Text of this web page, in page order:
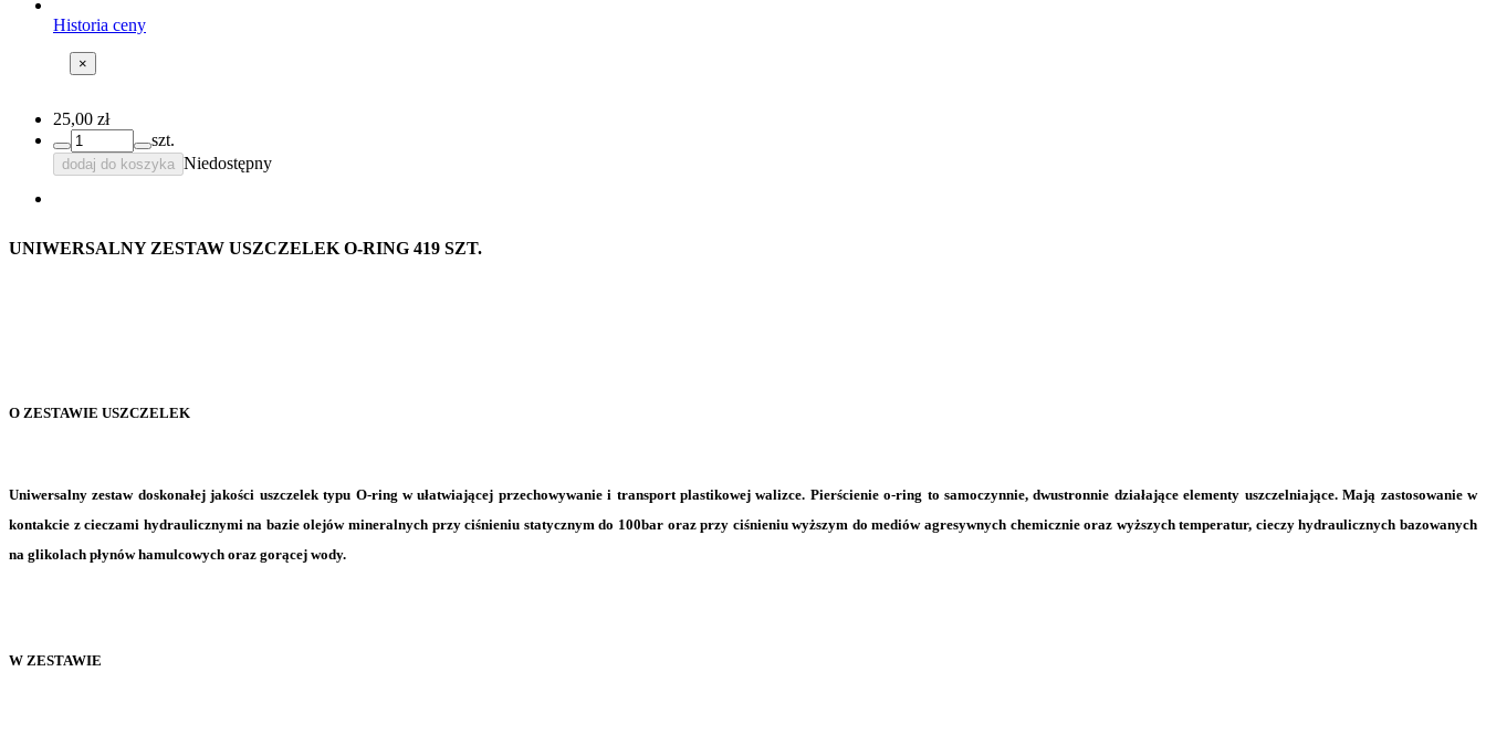
Historia ceny
×
25,00 zł
szt.
dodaj do koszyka Niedostępny
UNIWERSALNY ZESTAW USZCZELEK O-RING 419 SZT.
O ZESTAWIE USZCZELEK
Uniwersalny zestaw doskonałej jakości uszczelek typu O-ring w ułatwiającej przechowywanie i transport plastikowej walizce. Pierścienie o-ring to samoczynnie, dwustronnie działające elementy uszczelniające. Mają zastosowanie w
kontakcie z cieczami hydraulicznymi na bazie olejów mineralnych przy ciśnieniu statycznym do 100bar oraz przy ciśnieniu wyższym do mediów agresywnych chemicznie oraz wyższych temperatur, cieczy hydraulicznych bazowanych
na glikolach płynów hamulcowych oraz gorącej wody.
W ZESTAWIE